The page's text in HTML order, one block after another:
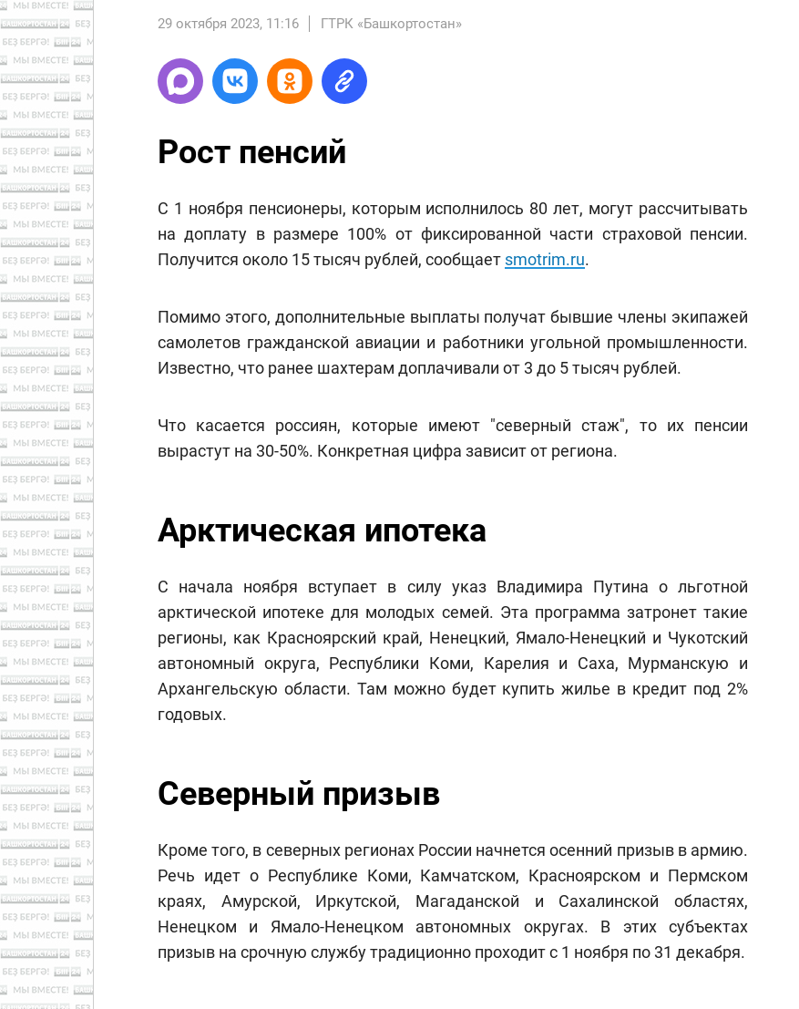
29 октября 2023, 11:16 ГТРК «Башкортостан»
Рост пенсий
С 1 ноября пенсионеры, которым исполнилось 80 лет, могут рассчитывать
на доплату в размере 100% от фиксированной части страховой пенсии.
Получится около 15 тысяч рублей, сообщает smotrim.ru.
Помимо этого, дополнительные выплаты получат бывшие члены экипажей
самолетов гражданской авиации и работники угольной промышленности.
Известно, что ранее шахтерам доплачивали от 3 до 5 тысяч рублей.
Что касается россиян, которые имеют "северный стаж", то их пенсии
вырастут на 30-50%. Конкретная цифра зависит от региона.
Арктическая ипотека
С начала ноября вступает в силу указ Владимира Путина о льготной
арктической ипотеке для молодых семей. Эта программа затронет такие
регионы, как Красноярский край, Ненецкий, Ямало-Ненецкий и Чукотский
автономный округа, Республики Коми, Карелия и Саха, Мурманскую и
Архангельскую области. Там можно будет купить жилье в кредит под 2%
годовых.
Северный призыв
Кроме того, в северных регионах России начнется осенний призыв в армию.
Речь идет о Республике Коми, Камчатском, Красноярском и Пермском
краях, Амурской, Иркутской, Магаданской и Сахалинской областях,
Ненецком и Ямало-Ненецком автономных округах. В этих субъектах
призыв на срочную службу традиционно проходит с 1 ноября по 31 декабря.